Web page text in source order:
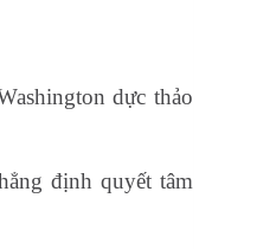
dực thảo
định quyết tâm